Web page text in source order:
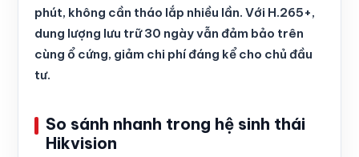
phút, không cần tháo lắp nhiều lần. Với H.265+,
dung lượng lưu trữ 30 ngày vẫn đảm bảo trên
cùng ổ cứng, giảm chi phí đáng kể cho chủ đầu
tư.
So sánh nhanh trong hệ sinh thái
Hikvision